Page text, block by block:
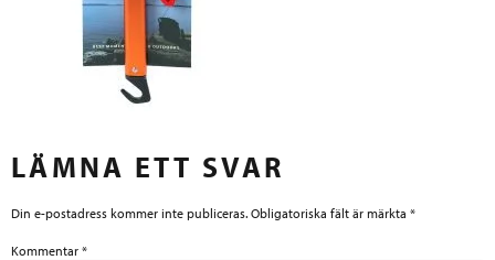
LÄMNA ETT SVAR
Din e-postadress kommer inte publiceras. Obligatoriska fält är märkta *
Kommentar *